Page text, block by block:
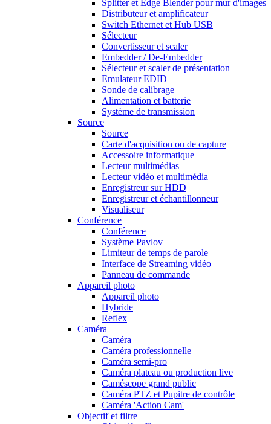
Splitter et Edge Blender pour mur d'images
Distributeur et amplificateur
Switch Ethernet et Hub USB
Sélecteur
Convertisseur et scaler
Embedder / De-Embedder
Sélecteur et scaler de présentation
Emulateur EDID
Sonde de calibrage
Alimentation et batterie
Système de transmission
Source
Source
Carte d'acquisition ou de capture
Accessoire informatique
Lecteur multimédias
Lecteur vidéo et multimédia
Enregistreur sur HDD
Enregistreur et échantillonneur
Visualiseur
Conférence
Conférence
Système Pavlov
Limiteur de temps de parole
Interface de Streaming vidéo
Panneau de commande
Appareil photo
Appareil photo
Hybride
Reflex
Caméra
Caméra
Caméra professionnelle
Caméra semi-pro
Caméra plateau ou production live
Caméscope grand public
Caméra PTZ et Pupitre de contrôle
Caméra 'Action Cam'
Objectif et filtre